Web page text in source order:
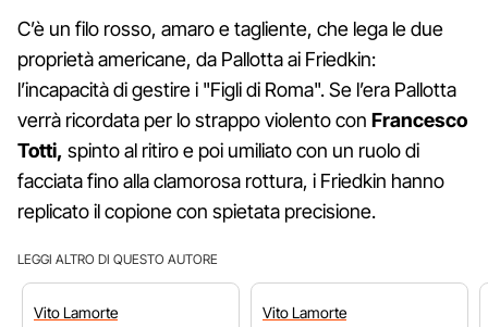
C’è un filo rosso, amaro e tagliente, che lega le due
proprietà americane, da Pallotta ai Friedkin:
l’incapacità di gestire i "Figli di Roma". Se l’era Pallotta
verrà ricordata per lo strappo violento con Francesco
Totti, spinto al ritiro e poi umiliato con un ruolo di
facciata fino alla clamorosa rottura, i Friedkin hanno
replicato il copione con spietata precisione.
LEGGI ALTRO DI QUESTO AUTORE
VitoLamorte VitoLamorte